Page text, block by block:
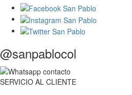
@sanpablocol
SERVICIO AL CLIENTE